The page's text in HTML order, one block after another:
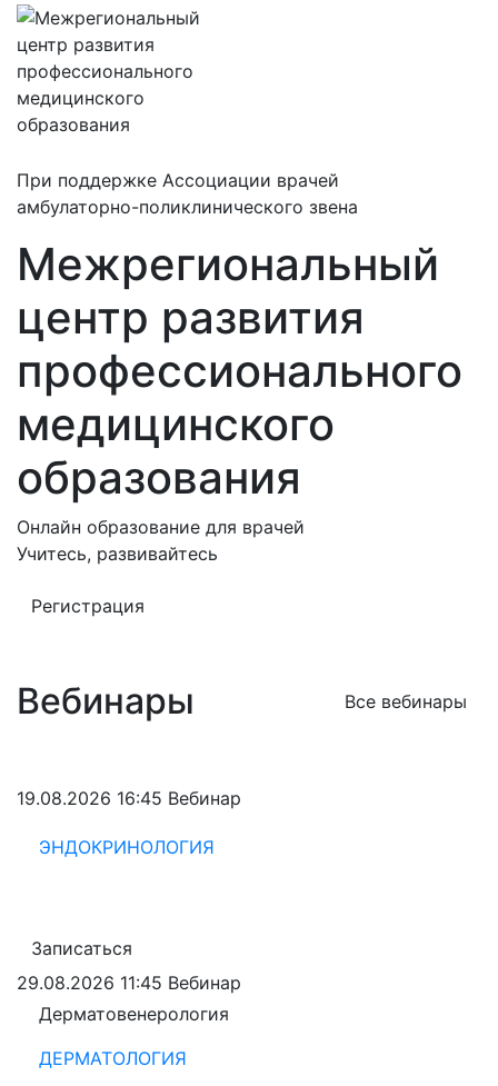
При поддержке Ассоциации врачей
амбулаторно-поликлинического звена
Межрегиональный
центр развития
профессионального
медицинского
образования
Онлайн образование для врачей
Учитесь, развивайтесь
Регистрация
Вебинары Все вебинары
19.08.2026 16:45 Вебинар
ЭНДОКРИНОЛОГИЯ
Записаться
29.08.2026 11:45 Вебинар
Дерматовенерология
ДЕРМАТОЛОГИЯ